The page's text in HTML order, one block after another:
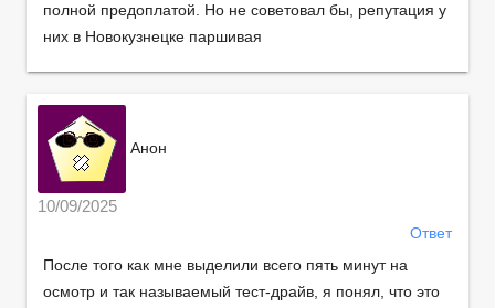
полной предоплатой. Но не советовал бы, репутация у
них в Новокузнецке паршивая
Анон
10/09/2025
Ответ
После того как мне выделили всего пять минут на
осмотр и так называемый тест-драйв, я понял, что это